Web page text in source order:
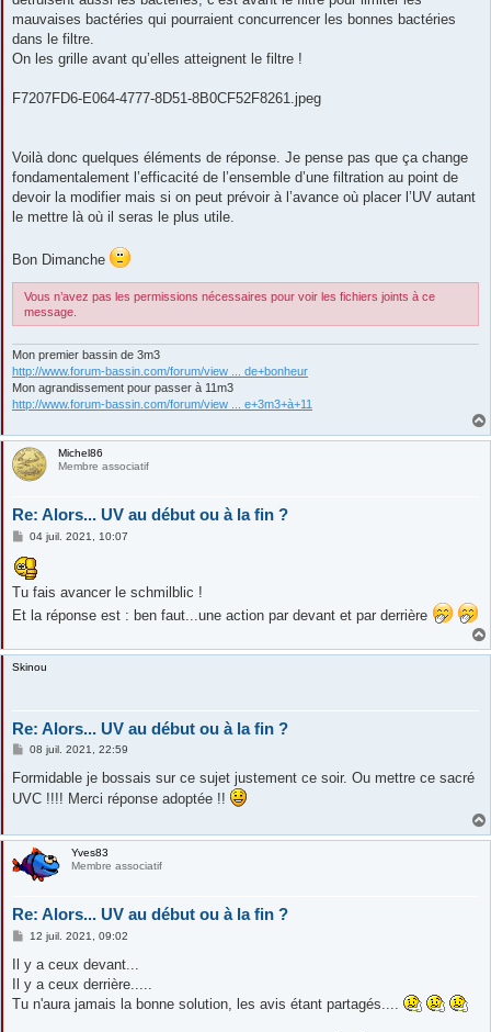
mauvaises bactéries qui pourraient concurrencer les bonnes bactéries
dans le filtre.
On les grille avant qu’elles atteignent le filtre !
F7207FD6-E064-4777-8D51-8B0CF52F8261.jpeg
Voilà donc quelques éléments de réponse. Je pense pas que ça change
fondamentalement l’efficacité de l’ensemble d’une filtration au point de
devoir la modifier mais si on peut prévoir à l’avance où placer l’UV autant
le mettre là où il seras le plus utile.
Bon Dimanche
Vous n’avez pas les permissions nécessaires pour voir les fichiers joints à ce
message.
Mon premier bassin de 3m3
http://www.forum-bassin.com/forum/view ... de+bonheur
Mon agrandissement pour passer à 11m3
http://www.forum-bassin.com/forum/view ... e+3m3+à+11
Michel86
Membre associatif
Re: Alors... UV au début ou à la fin ?
M
s
s
a
g
e
04 juil. 2021, 10:07
Tu fais avancer le schmilblic !
Et la réponse est : ben faut...une action par devant et par derrière
Skinou
Re: Alors... UV au début ou à la fin ?
M
s
a
08 juil. 2021, 22:59
Formidable je bossais sur ce sujet justement ce soir. Ou mettre ce sacré
UVC !!!! Merci réponse adoptée !!
Yves83
Membre associatif
Re: Alors... UV au début ou à la fin ?
M
s
s
a
g
12 juil. 2021, 09:02
Il y a ceux devant...
Il y a ceux derrière.....
Tu n'aura jamais la bonne solution, les avis étant partagés....